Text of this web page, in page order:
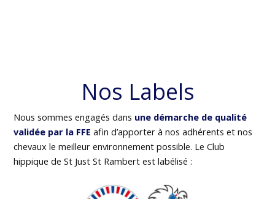
Nos Labels
Nous sommes engagés dans une démarche de qualité
validée par la FFE afin d’apporter à nos adhérents et nos
chevaux le meilleur environnement possible. Le Club
hippique de St Just St Rambert est labélisé :